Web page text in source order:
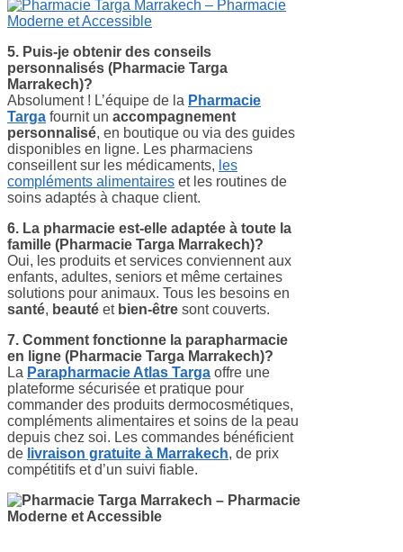
5. Puis-je obtenir des conseils
personnalisés (Pharmacie Targa
Marrakech)?
Absolument ! L’équipe de la Pharmacie
Targa fournit un accompagnement
personnalisé, en boutique ou via des guides
disponibles en ligne. Les pharmaciens
conseillent sur les médicaments, les
compléments alimentaires et les routines de
soins adaptés à chaque client.
6. La pharmacie est-elle adaptée à toute la
famille (Pharmacie Targa Marrakech)?
Oui, les produits et services conviennent aux
enfants, adultes, seniors et même certaines
solutions pour animaux. Tous les besoins en
santé, beauté et bien-être sont couverts.
7. Comment fonctionne la parapharmacie
en ligne (Pharmacie Targa Marrakech)?
La Parapharmacie Atlas Targa offre une
plateforme sécurisée et pratique pour
commander des produits dermocosmétiques,
compléments alimentaires et soins de la peau
depuis chez soi. Les commandes bénéficient
de livraison gratuite à Marrakech, de prix
compétitifs et d’un suivi fiable.